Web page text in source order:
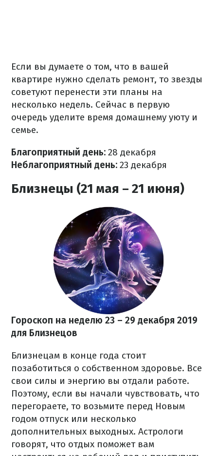
Если вы думаете о том, что в вашей
квартире нужно сделать ремонт, то звезды
советуют перенести эти планы на
несколько недель. Сейчас в первую
очередь уделите время домашнему уюту и
семье.
Благоприятный день: 28 декабря
Неблагоприятный день: 23 декабря
Близнецы (21 мая – 21 июня)
Гороскоп на неделю 23 – 29 декабря 2019
для Близнецов
Близнецам в конце года стоит
позаботиться о собственном здоровье. Все
свои силы и энергию вы отдали работе.
Поэтому, если вы начали чувствовать, что
перегораете, то возьмите перед Новым
годом отпуск или несколько
дополнительных выходных. Астрологи
говорят, что отдых поможет вам